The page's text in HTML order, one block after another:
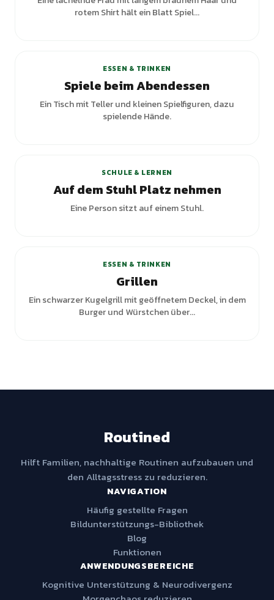
rotem Shirt hält ein Blatt Spiel...
ESSEN & TRINKEN
Spiele beim Abendessen
Ein Tisch mit Teller und kleinen Spielfiguren, dazu
spielende Hände.
SCHULE & LERNEN
Auf dem Stuhl Platz nehmen
Eine Person sitzt auf einem Stuhl.
ESSEN & TRINKEN
Grillen
Ein schwarzer Kugelgrill mit geöffnetem Deckel, in dem
Burger und Würstchen über...
Routined
Hilft Familien, nachhaltige Routinen aufzubauen und
den Alltagsstress zu reduzieren.
NAVIGATION
Häufig gestellte Fragen
Bildunterstützungs-Bibliothek
Blog
Funktionen
ANWENDUNGSBEREICHE
Kognitive Unterstützung & Neurodivergenz